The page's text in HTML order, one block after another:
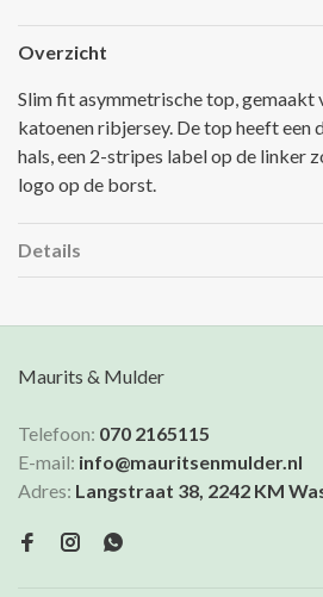
Overzicht
Slim fit asymmetrische top, gemaakt
katoenen ribjersey. De top heeft
hals, een 2-stripes label op de linker
logo op de borst.
Details
Maurits & Mulder
Telefoon: 070 2165115
E-mail: info@mauritsenmulder.nl
Adres: Langstraat 38, 2242 KM